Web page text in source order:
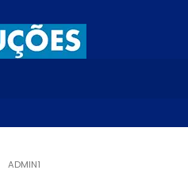
ADMIN1